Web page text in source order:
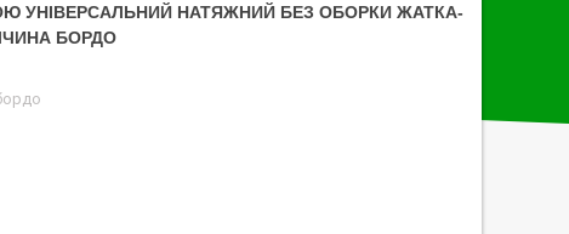
УНІВЕРСАЛЬНИЙ НАТЯЖНИЙ БЕЗ ОБОРКИ ЖАТКА-
БОРДО